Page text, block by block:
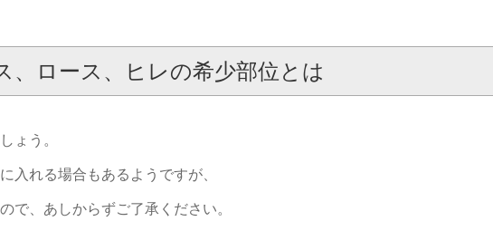
、ロース、ヒレの希少部位とは
ょう。
入れる場合もあるようですが、
で、あしからずご了承ください。